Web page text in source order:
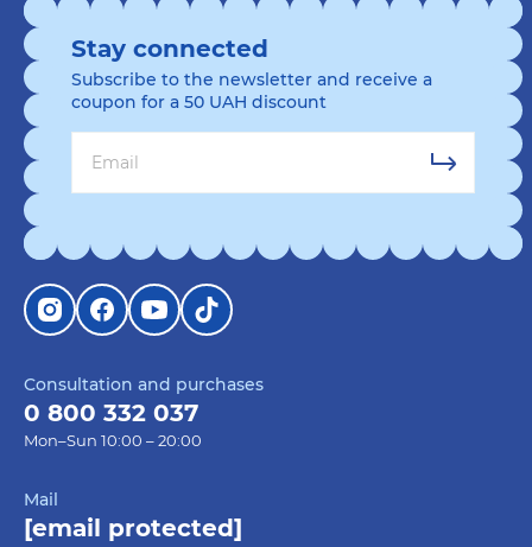
Consultation and purchases
0 800 332 037
Mon–Sun 10:00 – 20:00
Mail
[email protected]
Stay connected
Subscribe to the newsletter and receive a
coupon for a 50 UAH discount